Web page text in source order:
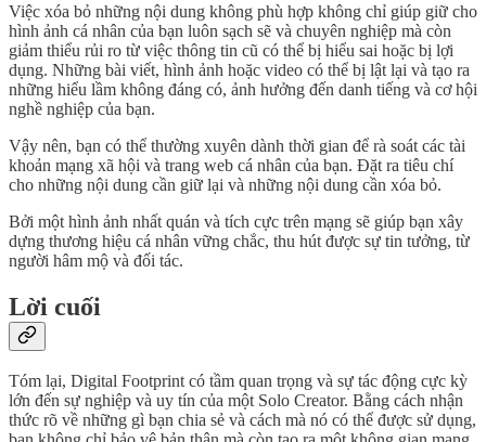
Việc xóa bỏ những nội dung không phù hợp không chỉ giúp giữ cho
hình ảnh cá nhân của bạn luôn sạch sẽ và chuyên nghiệp mà còn
giảm thiểu rủi ro từ việc thông tin cũ có thể bị hiểu sai hoặc bị lợi
dụng. Những bài viết, hình ảnh hoặc video có thể bị lật lại và tạo ra
những hiểu lầm không đáng có, ảnh hưởng đến danh tiếng và cơ hội
nghề nghiệp của bạn.
Vậy nên, bạn có thể thường xuyên dành thời gian để rà soát các tài
khoản mạng xã hội và trang web cá nhân của bạn. Đặt ra tiêu chí
cho những nội dung cần giữ lại và những nội dung cần xóa bỏ.
Bởi một hình ảnh nhất quán và tích cực trên mạng sẽ giúp bạn xây
dựng thương hiệu cá nhân vững chắc, thu hút được sự tin tưởng, từ
người hâm mộ và đối tác.
Lời cuối
Tóm lại, Digital Footprint có tầm quan trọng và sự tác động cực kỳ
lớn đến sự nghiệp và uy tín của một Solo Creator. Bằng cách nhận
thức rõ về những gì bạn chia sẻ và cách mà nó có thể được sử dụng,